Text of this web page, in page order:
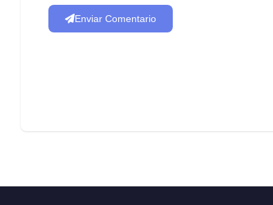
Enviar Comentario